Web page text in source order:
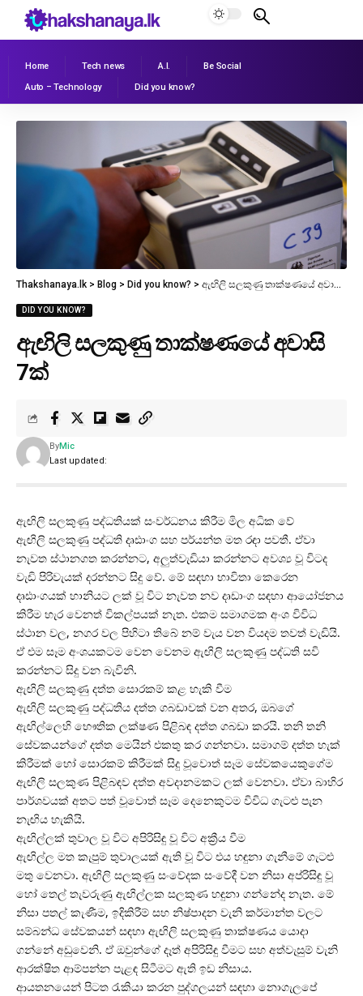
Home Tech news A.I.
Be Social
Auto – Technology
Did you know?
Thakshanaya.lk > Blog > Did you know? > ඇඟිලි සලකුණු තාක්ෂණයේ අවාසි 7ක්
DID YOU KNOW?
ඇඟිලි සලකුණු තාක්ෂණයේ අවාසි
7ක්
Last updated:
ByMic
ඇඟිලි සලකුණු පද්ධතියක් සංවර්ධනය කිරීම මිල අධික වේ
ඇඟිලි සලකුණු පද්ධති දෘඪාංග සහ පර්යන්ත මත රඳා පවතී. ඒවා
නැවත ස්ථානගත කරන්නට, අලුත්වැඩියා කරන්නට අවශ්‍ය වූ විටද
වැඩි පිරිවැයක් දරන්නට සිදු වේ. මේ සඳහා භාවිතා කෙරෙන
දෘඪාංගයක් හානියට ලක් වූ විට නැවත නව දෘඩාංග සඳහා ආයෝජනය
කිරීම හැර වෙනත් විකල්පයක් නැත. එකම සමාගමක අංශ විවිධ
ස්ථාන වල, නගර වල පිහිටා තිබේ නම් වැය වන වියදම තවත් වැඩියි.
ඒ එම සෑම අංශයකටම වෙන වෙනම ඇඟිලි සලකුණු පද්ධති සවි
කරන්නට සිදු වන බැවිනි.
ඇඟිලි සලකුණු දත්ත සොරකම් කළ හැකි වීම
ඇඟිලි සලකුණු පද්ධතිය දත්ත ගබඩාවක් වන අතර, ඔබගේ
ඇඟිල්ලෙහි භෞතික ලක්ෂණ පිළිබඳ දත්ත ගබඩා කරයි. තනි තනි
සේවකයන්ගේ දත්ත මෙයින් එකතු කර ගන්නවා. සමාගම් දත්ත හැක්
කිරීමක් හෝ සොරකම් කිරීමක් සිදු වූවොත් සෑම සේවකයෙකුගේම
ඇඟිලි සලකුණ පිළිබඳව දත්ත අවදානමකට ලක් වෙනවා. ඒවා බාහිර
පාර්ශවයක් අතට පත් වූවොත් සෑම දෙනෙකුටම විවිධ ගැටළු පැන
නැඟිය හැකියි.
ඇඟිල්ලක් තුවාල වූ විට අපිරිසිඳු වූ විට අක්‍රීය වීම
ඇඟිල්ල මත කැපුම් තුවාලයක් ඇති වූ විට එය හඳුනා ගැනීමේ ගැටළු
මතු වෙනවා. ඇඟිලි සලකුණු සංවේදක සංවේදී වන නිසා අප්රිසිඳු වූ
හෝ තෙල් තැවරුණු ඇඟිල්ලක සලකුණ හඳුනා ගන්නේද නැත. මේ
නිසා පතල් කැණීම, ඉදිකිරීම් සහ නිෂ්පාදන වැනි කර්මාන්ත වලට
සම්බන්ධ සේවකයන් සඳහා ඇඟිලි සලකුණු තාක්ෂණය යොදා
ගන්නේ අඩුවෙනි. ඒ ඔවුන්ගේ දෑත් අපිරිසිඳු වීමට සහ අත්වැසුම් වැනි
ආරක්ෂිත ආම්පන්න පැළඳ සිටීමට ඇති ඉඩ නිසාය.
ආයතනයෙන් පිටත රැකියා කරන පුද්ගලයන් සඳහා නොගැලපේ